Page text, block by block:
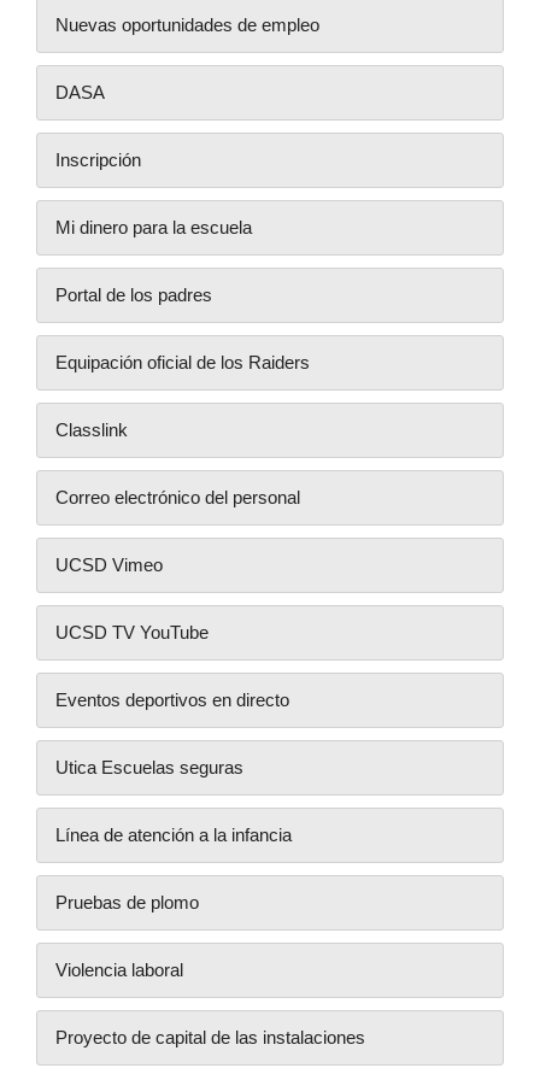
Nuevas oportunidades de empleo
DASA
Inscripción
Mi dinero para la escuela
Portal de los padres
Equipación oficial de los Raiders
Classlink
Correo electrónico del personal
UCSD Vimeo
UCSD TV YouTube
Eventos deportivos en directo
Utica Escuelas seguras
Línea de atención a la infancia
Pruebas de plomo
Violencia laboral
Proyecto de capital de las instalaciones